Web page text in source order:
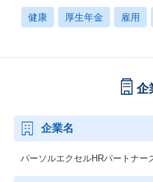
健康 厚生年金 雇用
企
企業名
パーソルエクセルHRパートナー